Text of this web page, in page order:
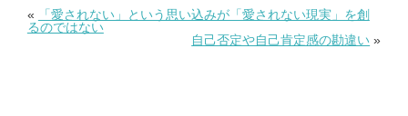
«
「愛されない」という思い込みが「愛されない現実」を創
るのではない
自己否定や自己肯定感の勘違い »